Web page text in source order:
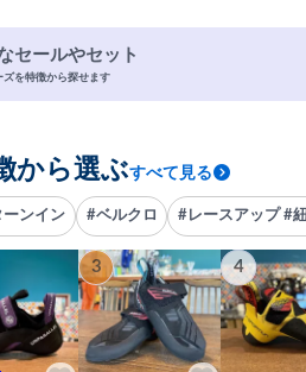
セールやセット
ズを特徴から探せます
から選ぶすべて見る
ーンイン #ベルクロ #レースアップ #
3 4